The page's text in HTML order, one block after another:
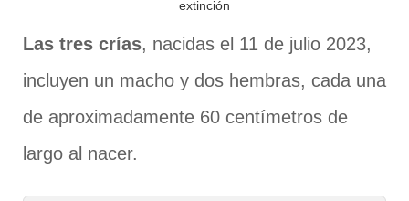
extinción
Las tres crías, nacidas el 11 de julio 2023,
incluyen un macho y dos hembras, cada una
de aproximadamente 60 centímetros de
largo al nacer.